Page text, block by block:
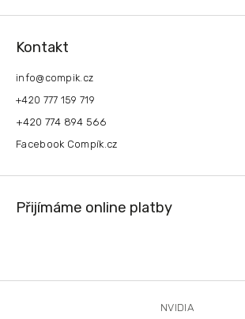
Kontakt
info@ compik.cz
+420 777 159 719
+420 774 894 566
Facebook Compík.cz
Přijímáme online platby
NVIDIA